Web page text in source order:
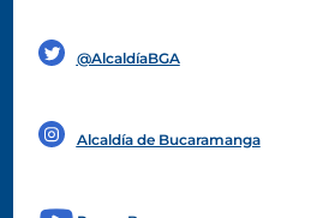
@AlcaldíaBGA
Alcaldía de Bucaramanga